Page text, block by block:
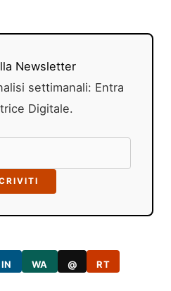
Newsletter
settimanali: Entra
Digitale.
IN WA @ RT